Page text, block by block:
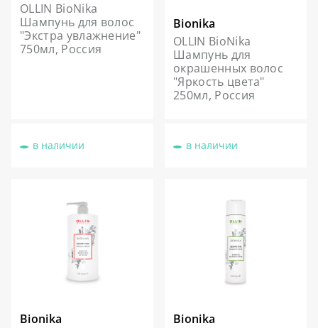
OLLIN BioNika
Шампунь для волос
"Экстра увлажнение"
750мл, Россия
в наличии
Bionika
OLLIN BioNika
Шампунь для
окрашенных волос
"Яркость цвета"
250мл, Россия
в наличии
Bionika
Bionika